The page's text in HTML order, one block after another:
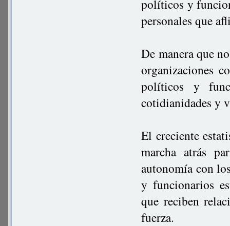
políticos y
personales que
De manera que
organizaciones
políticos y
cotidianidades y
El creciente
marcha atrás
autonomía con
y funcionarios
que reciben
fuerza.